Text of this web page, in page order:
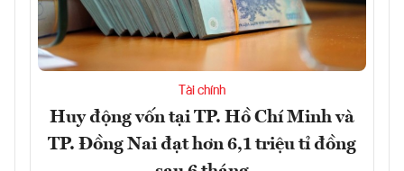
Tài chính
Huy động vốn tại TP. Hồ Chí Minh và
TP. Đồng Nai đạt hơn 6,1 triệu tỉ đồng